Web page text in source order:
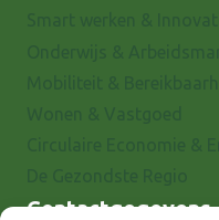
Contactgegevens